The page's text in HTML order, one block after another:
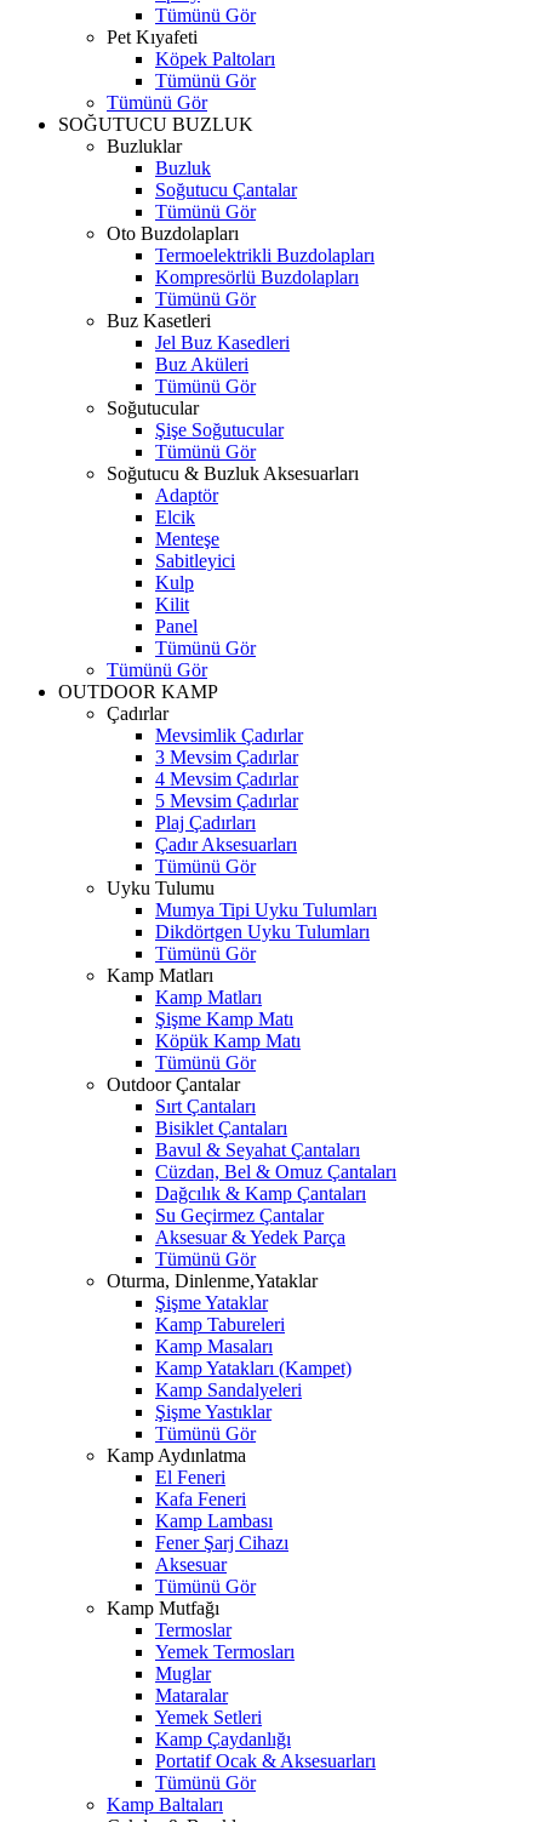
Tümünü Gör
Pet Kıyafeti
Köpek Paltoları
Tümünü Gör
Tümünü Gör
SOĞUTUCU BUZLUK
Buzluklar
Buzluk
Soğutucu Çantalar
Tümünü Gör
Oto Buzdolapları
Termoelektrikli Buzdolapları
Kompresörlü Buzdolapları
Tümünü Gör
Buz Kasetleri
Jel Buz Kasedleri
Buz Aküleri
Tümünü Gör
Soğutucular
Şişe Soğutucular
Tümünü Gör
Soğutucu & Buzluk Aksesuarları
Adaptör
Elcik
Menteşe
Sabitleyici
Kulp
Kilit
Panel
Tümünü Gör
Tümünü Gör
OUTDOOR KAMP
Çadırlar
Mevsimlik Çadırlar
3 Mevsim Çadırlar
4 Mevsim Çadırlar
5 Mevsim Çadırlar
Plaj Çadırları
Çadır Aksesuarları
Tümünü Gör
Uyku Tulumu
Mumya Tipi Uyku Tulumları
Dikdörtgen Uyku Tulumları
Tümünü Gör
Kamp Matları
Kamp Matları
Şişme Kamp Matı
Köpük Kamp Matı
Tümünü Gör
Outdoor Çantalar
Sırt Çantaları
Bisiklet Çantaları
Bavul & Seyahat Çantaları
Cüzdan, Bel & Omuz Çantaları
Dağcılık & Kamp Çantaları
Su Geçirmez Çantalar
Aksesuar & Yedek Parça
Tümünü Gör
Oturma, Dinlenme,Yataklar
Şişme Yataklar
Kamp Tabureleri
Kamp Masaları
Kamp Yatakları (Kampet)
Kamp Sandalyeleri
Şişme Yastıklar
Tümünü Gör
Kamp Aydınlatma
El Feneri
Kafa Feneri
Kamp Lambası
Fener Şarj Cihazı
Aksesuar
Tümünü Gör
Kamp Mutfağı
Termoslar
Yemek Termosları
Muglar
Mataralar
Yemek Setleri
Kamp Çaydanlığı
Portatif Ocak & Aksesuarları
Tümünü Gör
Kamp Baltaları